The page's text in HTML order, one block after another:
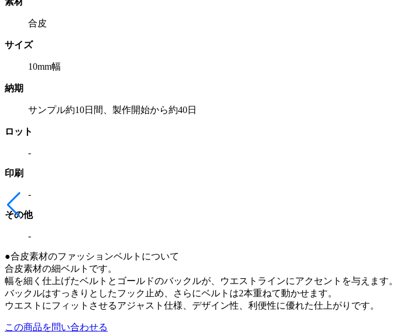
合皮
サイズ
10mm幅
納期
サンプル約10日間、製作開始から約40日
ロット
-
印刷
-
その他
-
●合皮素材のファッションベルトについて
合皮素材の細ベルトです。
幅を細く仕上げたベルトとゴールドのバックルが、ウエストラインにアクセントを与えます。
バックルはすっきりとしたフック止め、さらにベルトは2本重ねて動かせます。
ウエストにフィットさせるアジャスト仕様、デザイン性、利便性に優れた仕上がりです。
この商品を問い合わせる